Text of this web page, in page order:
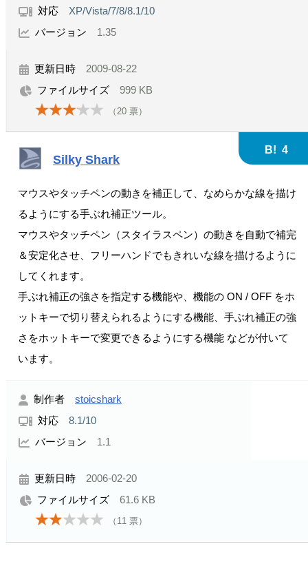
対応 XP/Vista/7/8/8.1/10
バージョン 1.35
更新日時 2009-08-22
ファイルサイズ 999 KB
（20 票）
Silky Shark
B! 4
マウスやタッチペンの動きを補正して、なめらかな線を描け
るようにする手ぶれ補正ツール。
マウスやタッチペン（スタイラスペン）の動きを自動で補完
＆安定化させ、フリーハンドでもきれいな線を描けるように
してくれます。
手ぶれ補正の強さを指定する機能や、機能の ON / OFF をホ
ットキーで切り替えられるようにする機能、手ぶれ補正の強
さをホットキーで変更できるようにする機能 などが付いて
います。
制作者 stoicshark
対応 8.1/10
バージョン 1.1
更新日時 2006-02-20
ファイルサイズ 61.6 KB
（ 11 票）